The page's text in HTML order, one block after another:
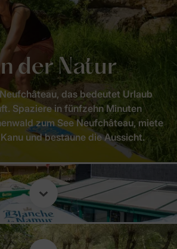
der Natur
das bedeutet Urlaub
Spaziere in fünfzehn Minuten
zum See Neufchâteau, miete
und bestaune die Aussicht.